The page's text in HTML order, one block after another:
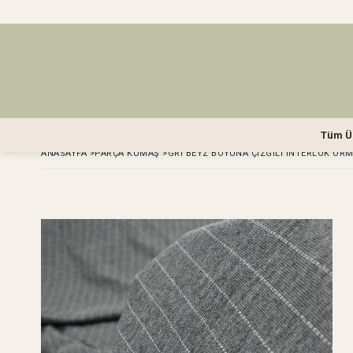
Tüm
ANASAYFA >PARÇA KUMAŞ >GRI BEYZ BOYUNA ÇIZGILI İNTERLOK